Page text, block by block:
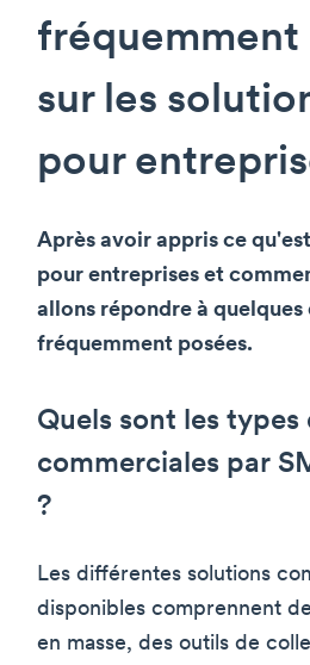
fréquemment
sur les
pour
Après avoir appris ce
pour entreprises et
allons répondre à quelques
fréquemment posées.
Quels sont les types
commerciales par
?
Les différentes solutions
disponibles comprennent
en masse, des outils de